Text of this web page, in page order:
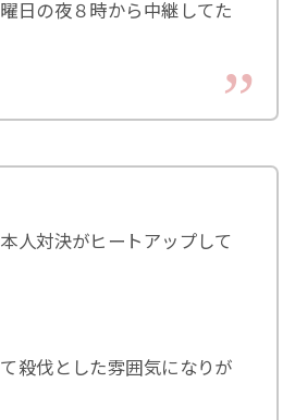
日の夜８時から中継してた
人対決がヒートアップして
殺伐とした雰囲気になりが